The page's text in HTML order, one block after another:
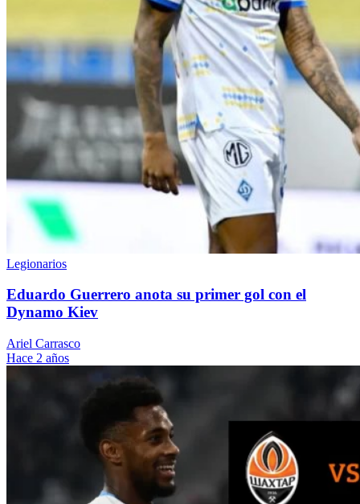
Legionarios
Eduardo Guerrero anota su primer gol con el
Dynamo Kiev
Ariel Carrasco
Hace 2 años